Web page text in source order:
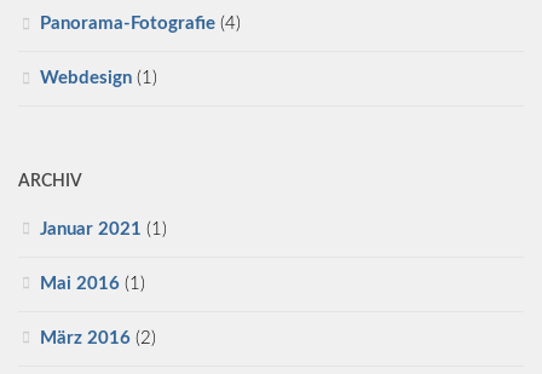
Panorama-Fotografie (4)
Webdesign (1)
ARCHIV
Januar 2021 (1)
Mai 2016 (1)
März 2016 (2)